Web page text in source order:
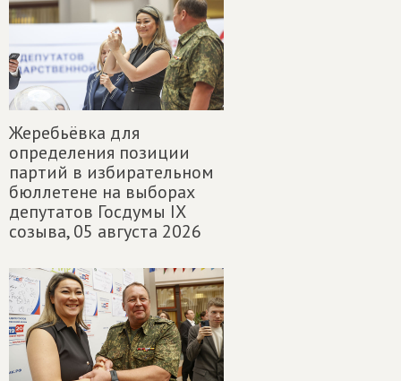
Жеребьёвка для
определения позиции
партий в избирательном
бюллетене на выборах
депутатов Госдумы IX
созыва,05 августа 2026